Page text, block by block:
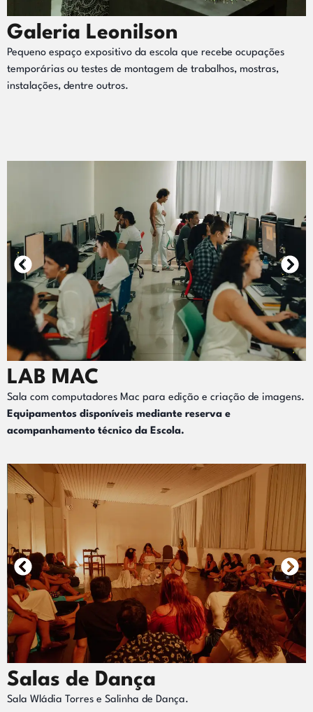
Galeria Leonilson
Pequeno espaço expositivo da escola que recebe ocupações
temporárias ou testes de montagem de trabalhos, mostras,
instalações, dentre outros.
LAB MAC
Sala com computadores Mac para edição e criação de imagens.
Equipamentos disponíveis mediante reserva e
acompanhamento técnico da Escola.
Salas de Dança
Sala Wládia Torres e Salinha de Dança.